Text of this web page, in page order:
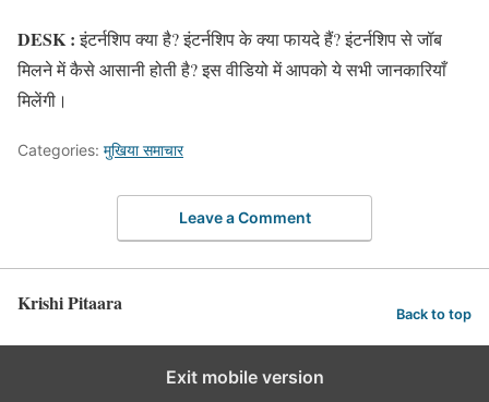
DESK :इंटर्नशिप क्या है? इंटर्नशिप के क्या फायदे हैं? इंटर्नशिप से जॉब
मिलने में कैसे आसानी होती है? इस वीडियो में आपको ये सभी जानकारियाँ
मिलेंगी।
Categories: मुखिया समाचार
Leave a Comment
Krishi Pitaara Back to top
Exit mobile version